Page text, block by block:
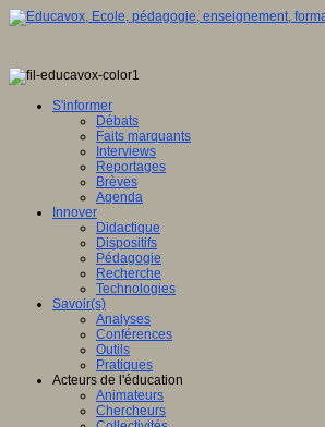
S'informer
Débats
Faits marquants
Interviews
Reportages
Brèves
Agenda
Innover
Didactique
Dispositifs
Pédagogie
Recherche
Technologies
Savoir(s)
Analyses
Conférences
Outils
Pratiques
Acteurs de l'éducation
Animateurs
Chercheurs